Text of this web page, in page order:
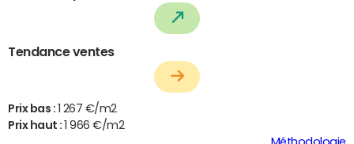
Tendance ventes
Prix bas : 1 267 €/m2
Prix haut :1 966 €/m2
Méthodologie